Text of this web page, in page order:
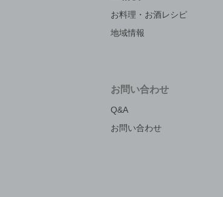
お料理・お酒レシピ
地域情報
お問い合わせ
Q&A
お問い合わせ